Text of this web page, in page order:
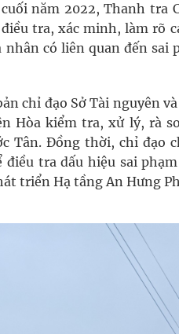
năm 2022, Thanh tra
tra, xác minh, làm rõ
có liên quan đến sai
chỉ đạo Sở Tài nguyên
Hòa kiểm tra, xử lý, rà
Tân. Đồng thời, chỉ đạo
tra dấu hiệu sai
triển Hạ tầng An Hưng